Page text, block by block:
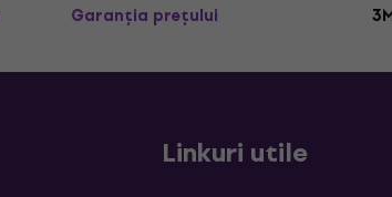
Garanția prețului
Linkuri utile